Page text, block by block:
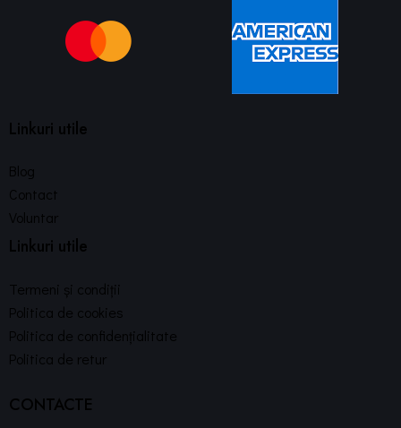
Linkuri utile
Blog
Contact
Voluntar
Linkuri utile
Termeni și condiții
Politica de cookies
Politica de confidențialitate
Politica de retur
CONTACTE